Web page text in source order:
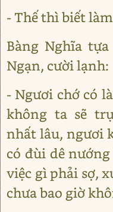
- Thế thì biết
Bàng Nghĩa
Ngạn, cười lạnh:
- Ngươi chớ có
không ta sẽ
nhất lâu, ngươi
có đùi dê
việc gì phải sợ,
chưa bao giờ